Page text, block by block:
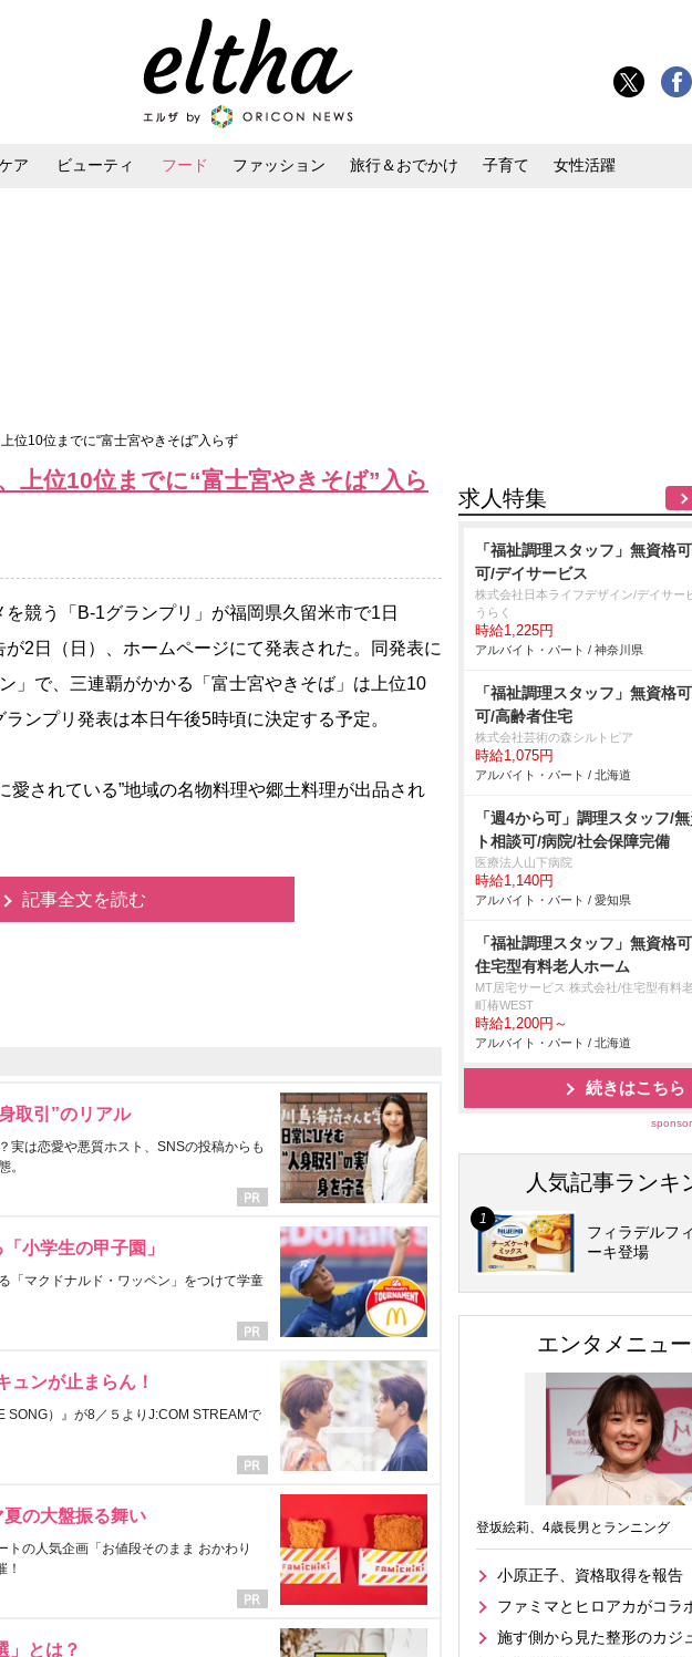
ア ビューティ フード ファッション 旅行＆おでかけ 子育て 女性活躍
位10位までに“富士宮やきそば”入らず
上位10位までに“富士宮やきそば”入ら
競う「B-1グランプリ」が福岡県久留米市で1日
2日（日）、ホームページにて発表された。同発表に
」で、三連覇がかかる「富士宮やきそば」は上位10
ンプリ発表は本日午後5時頃に決定する予定。
されている”地域の名物料理や郷土料理が出品され
記事全文を読む
取引”のリアル
実は恋愛や悪質ホスト、SNSの投稿からも
。
小学生の甲子園」
「マクドナルド・ワッペン」をつけて学童
ュンが止まらん！
SONG）』が8／５よりJ:COM STREAMで
の大盤振る舞い
の人気企画「お値段そのまま おかわり
！
」とは？
求人特集
「福祉調理スタッフ」無資格
可/デイサービス
株式会社日本ライフデザイン/デイサー
うらく
時給1,225円
アルバイト・パート / 神奈川県
「福祉調理スタッフ」無資格
可/高齢者住宅
株式会社芸術の森シルトピア
時給1,075円
アルバイト・パート / 北海道
「週4から可」調理スタッフ/
ト相談可/病院/社会保障完備
医療法人山下病院
時給1,140円
アルバイト・パート / 愛知県
「福祉調理スタッフ」無資格
住宅型有料老人ホーム
MT居宅サービス 株式会社/住宅型有料
町椿WEST
時給1,200円～
アルバイト・パート / 北海道
続きはこちら
人気記事ランキ
フィラデルフ
ーキ登場
エンタメニュ
登坂絵莉、4歳長男とランニング
小原正子、資格取得を報告
ファミマとヒロアカがコラ
施す側から見た整形のカジ